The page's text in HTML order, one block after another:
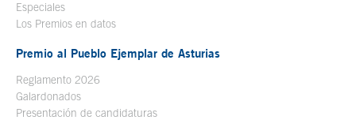
Especiales
Los Premios en datos
Premio al Pueblo Ejemplar de Asturias
Reglamento 2026
Galardonados
Presentación de candidaturas